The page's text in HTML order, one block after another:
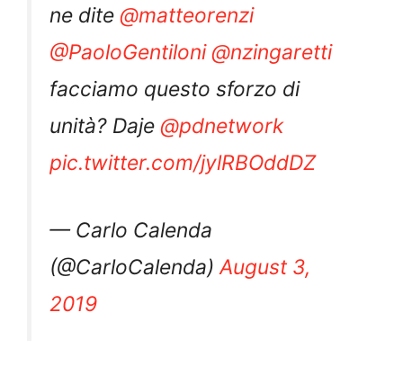
ne dite ⁦ @matteorenzi
@PaoloGentiloni⁩ ⁦@nzingaretti
facciamo questo sforzo di
unità? Daje ⁦ @pdnetwork
pic.twitter.com/jylRBOddDZ
— Carlo Calenda
(@CarloCalenda)August 3,
2019